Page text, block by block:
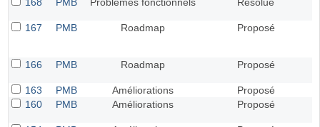
167 PMB Roadmap Proposé
166 PMB Roadmap Proposé
163 PMB Améliorations Proposé
160
PMB Améliorations Proposé